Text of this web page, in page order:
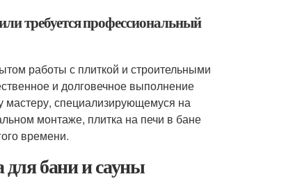
требуется профессиональный
работы с плиткой и строительными
и долговечное выполнение
мастеру, специализирующемуся на
монтаже, плитка на печи в бане
времени.
бани и сауны